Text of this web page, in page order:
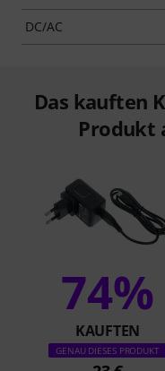
DC/AC
Das kauften
Produkt
74%
KAUFTEN
GENAU DIESES PRODUKT